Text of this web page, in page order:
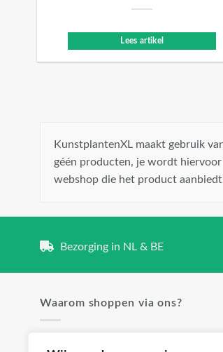
Lees artikel
KunstplantenXL maakt gebruik
géén producten, je wordt
webshop die het product
Bezorging in NL & BE
Waarom shoppen via ons?